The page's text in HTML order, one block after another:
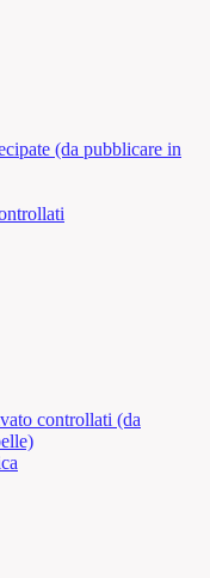
(da pubblicare in
controllati (da